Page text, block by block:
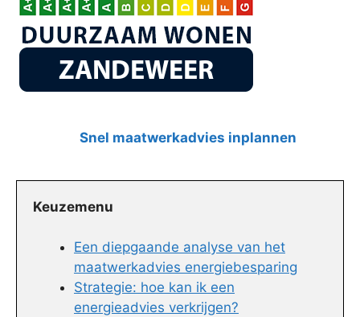
Snel maatwerkadvies inplannen
Keuzemenu
Een diepgaande analyse van het
maatwerkadvies energiebesparing
Strategie: hoe kan ik een
energieadvies verkrijgen?